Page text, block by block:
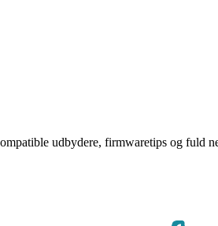
udbydere, firmwaretips og fuld